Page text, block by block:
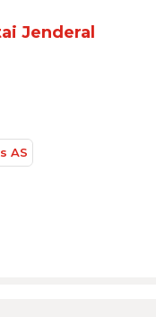
Jenderal
AS